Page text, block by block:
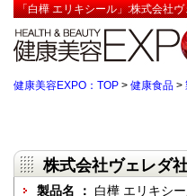
「白樺 エリキシール」:株式会社
健康美容EXPO：TOP > 健康食品 >
株式会社ヴェレダ
製品名 ： 白樺 エリキシ